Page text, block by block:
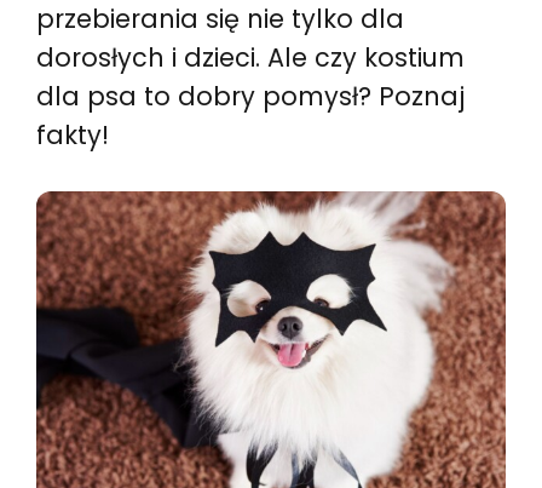
przebierania się nie tylko dla
dorosłych i dzieci. Ale czy kostium
dla psa to dobry pomysł? Poznaj
fakty!